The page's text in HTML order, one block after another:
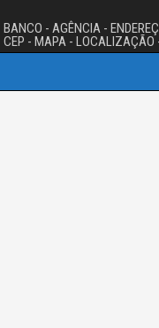
BANCO - AGÊNCIA -
CEP - MAPA - LOCALIZAÇÃO